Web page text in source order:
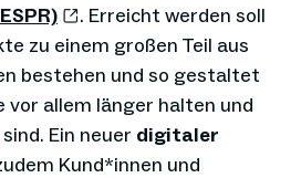
. Erreicht werden soll
zu einem großen Teil aus
bestehen und so gestaltet
vor allem länger halten und
Ein neuer digitaler
Kund*innen und